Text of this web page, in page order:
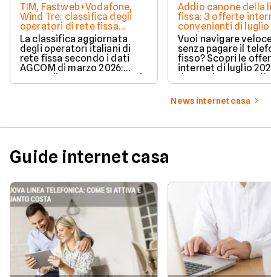
TIM, Fastweb+Vodafone,
Wind Tre: classifica degli
operatori di rete fissa
secondo AGCOM
La classifica aggiornata
degli operatori italiani di
rete fissa secondo i dati
AGCOM di marzo 2026:
quote di mercato, sorpassi
e new entry.
Addio canone della
fissa: 3 offerte
convenienti di luglio
partire da 19,95€
Vuoi navigare
senza pagare il
fisso? Scopri le
internet di luglio
risparmiare e
tariffa perfetta per
News internet casa
Guide internet casa